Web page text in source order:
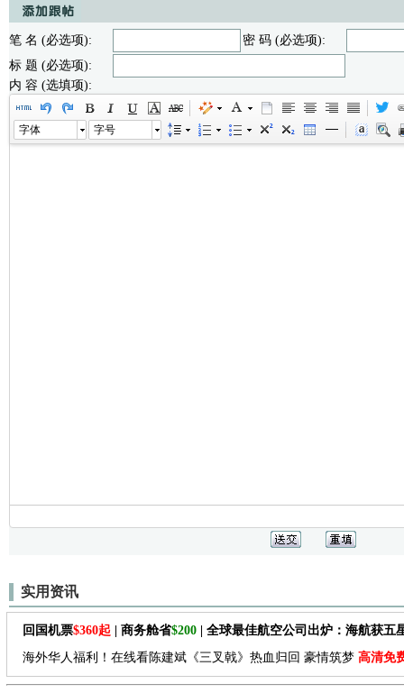
笔 名 (必选项):
密 码 (必选项):
标 题 (必选项):
内 容 (选填项):
字体 字号
实用资讯
回国机票$360起 | 商务舱省$200 | 全球最佳航空公司出炉：海航获五
海外华人福利！在线看陈建斌《三叉戟》热血归回 豪情筑梦 高清免